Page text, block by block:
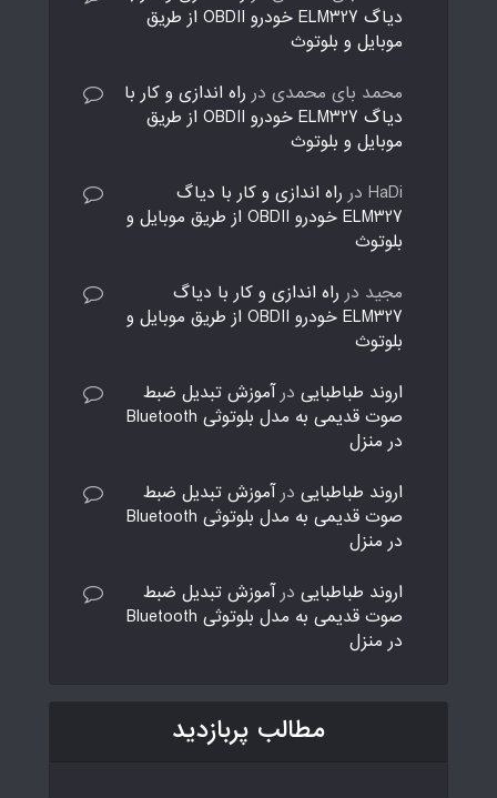
دیاگ ELM327 خودرو OBDII از طریق
موبایل و بلوتوث
محمد بای محمدی در راه اندازی و کار با
دیاگ ELM327 خودرو OBDII از طریق
موبایل و بلوتوث
HaDi در راه اندازی و کار با دیاگ
ELM327 خودرو OBDII از طریق موبایل و
بلوتوث
مجید در راه اندازی و کار با دیاگ
ELM327 خودرو OBDII از طریق موبایل و
بلوتوث
اروند طباطبایی درآموزش تبدیل ضبط
صوت قدیمی به مدل بلوتوثی Bluetooth
در منزل
اروند طباطبایی درآموزش تبدیل ضبط
صوت قدیمی به مدل بلوتوثی Bluetooth
در منزل
اروند طباطبایی درآموزش تبدیل ضبط
صوت قدیمی به مدل بلوتوثی Bluetooth
در منزل
مطالب پربازدید